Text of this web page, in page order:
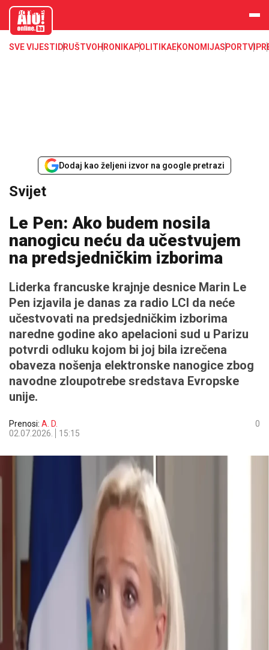
aloonline.b
SVE VIJESTI DRUŠTVOHRONIKAPOLITIKAEKONOMIJASPORTVIP
Dodaj kao željeni izvor na google pretrazi
Svijet
Le Pen: Ako budem nosila
nanogicu neću da učestvujem
na predsjedničkim izborima
Liderka francuske krajnje desnice Marin Le
Pen izjavila je danas za radio LCI da neće
učestvovati na predsjedničkim izborima
naredne godine ako apelacioni sud u Parizu
potvrdi odluku kojom bi joj bila izrečena
obaveza nošenja elektronske nanogice zbog
navodne zloupotrebe sredstava Evropske
unije.
Prenosi: A. D.
02.07.2026.
15:15
0